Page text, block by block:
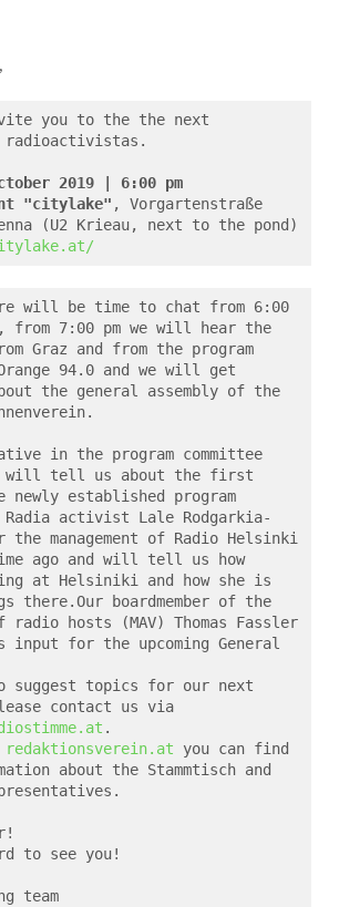
you to the the next
radioactivistas.
2019 | 6:00 pm
"citylake" , Vorgartenstraße
will be time to chat from 6:00
from 7:00 pm we will hear the
Graz and from the program
94.0 and we will get
the general assembly of the
in the program committee
will tell us about the first
newly established program
Radia activist Lale Rodgarkia-
the management of Radio Helsinki
ago and will tell us how
at Helsiniki and how she is
there.Our boardmember of the
hosts (MAV) Thomas Fassler
for the upcoming General
suggest topics for our next
Stammtisch, please contact us via
.
redaktionsverein.at you can find
about the Stammtisch and
to see you!
team